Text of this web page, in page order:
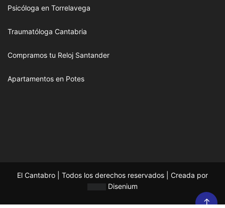
Psicóloga en Torrelavega
Traumatóloga Cantabria
Compramos tu Reloj Santander
Apartamentos en Potes
El Cantabro | Todos los derechos reservados | Creada por
Disenium